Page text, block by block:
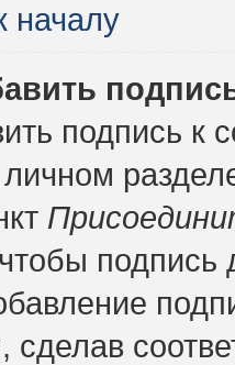
началу
подпись
личном
подпись
сделав